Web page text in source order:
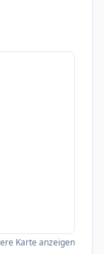
Karte anzeigen